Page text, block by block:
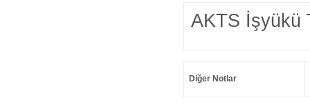
AKTS İşyükü
Diğer Notlar